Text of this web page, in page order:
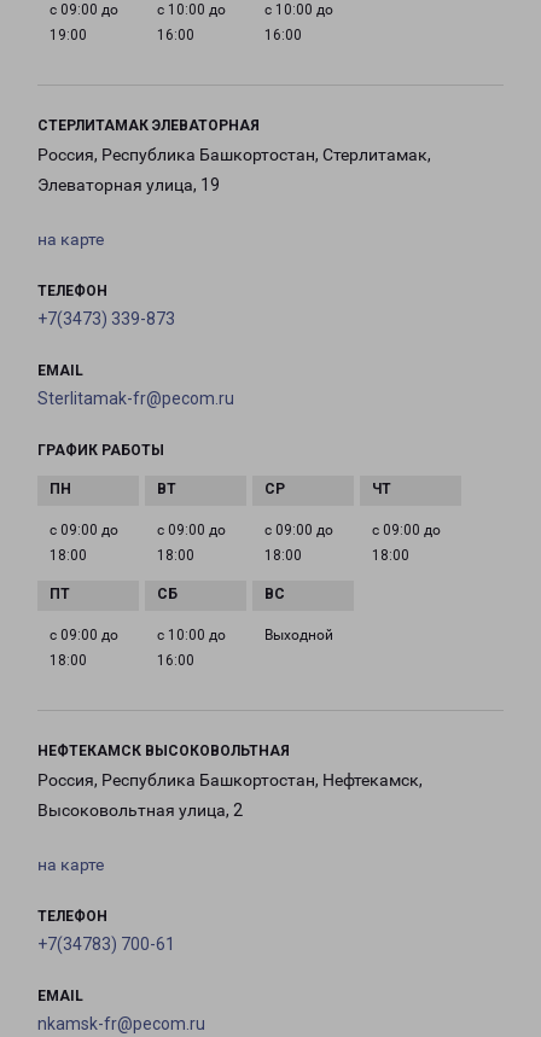
с 09:00 до
19:00
с 10:00 до
16:00
с 10:00 до
16:00
СТЕРЛИТАМАК ЭЛЕВАТОРНАЯ
Россия, Республика Башкортостан, Стерлитамак,
Элеваторная улица, 19
на карте
ТЕЛЕФОН
+7(3473) 339-873
EMAIL
Sterlitamak-fr@pecom.ru
ГРАФИК РАБОТЫ
с 09:00 до
18:00
с 09:00 до
18:00
с 09:00 до
18:00
с 09:00 до
18:00
с 09:00 до
18:00
с 10:00 до
16:00
Выходной
НЕФТЕКАМСК ВЫСОКОВОЛЬТНАЯ
Россия, Республика Башкортостан, Нефтекамск,
Высоковольтная улица, 2
на карте
ТЕЛЕФОН
+7(34783) 700-61
EMAIL
nkamsk-fr@pecom.ru